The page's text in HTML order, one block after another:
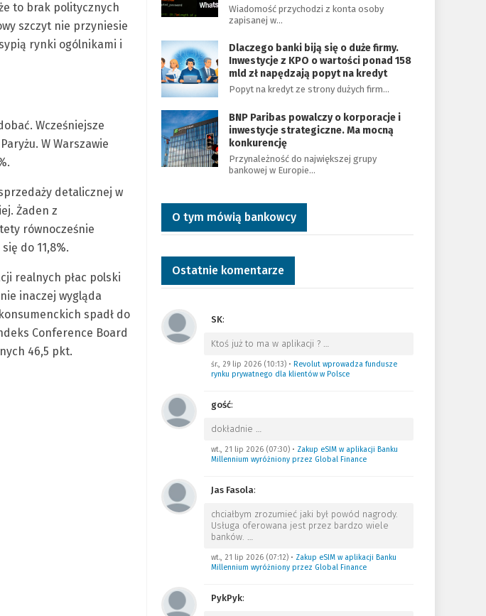
to brak politycznych
szczyt nie przyniesie
rynki ogólnikami i
Wcześniejsze
W Warszawie
detalicznej w
Żaden z
równocześnie
do 11,8%.
realnych płac polski
inaczej wygląda
spadł do
Conference Board
46,5 pkt.
Wiadomość przychodzi z konta osoby
zapisanej w…
Dlaczego banki biją się o duże firmy.
Inwestycje z KPO o wartości ponad 158
mld zł napędzają popyt na kredyt
Popyt na kredyt ze strony dużych firm…
BNP Paribas powalczy o korporacje i
inwestycje strategiczne. Ma mocną
konkurencję
Przynależność do największej grupy
bankowej w Europie…
O tym mówią bankowcy
Ostatnie komentarze
SK:
Ktoś już to ma w aplikacji ? …
śr., 29 lip 2026 (10:13)• Revolut wprowadza fundusze
rynku prywatnego dla klientów w Polsce
gość:
dokładnie …
wt., 21 lip 2026 (07:30)• Zakup eSIM w aplikacji Banku
Millennium wyróżniony przez Global Finance
Jas Fasola:
chciałbym zrozumieć jaki był powód nagrody.
Usługa oferowana jest przez bardzo wiele
banków. …
wt., 21 lip 2026 (07:12)• Zakup eSIM w aplikacji Banku
Millennium wyróżniony przez Global Finance
PykPyk: